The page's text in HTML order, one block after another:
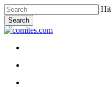
Skip
to
main
content
Search
Close
Menu